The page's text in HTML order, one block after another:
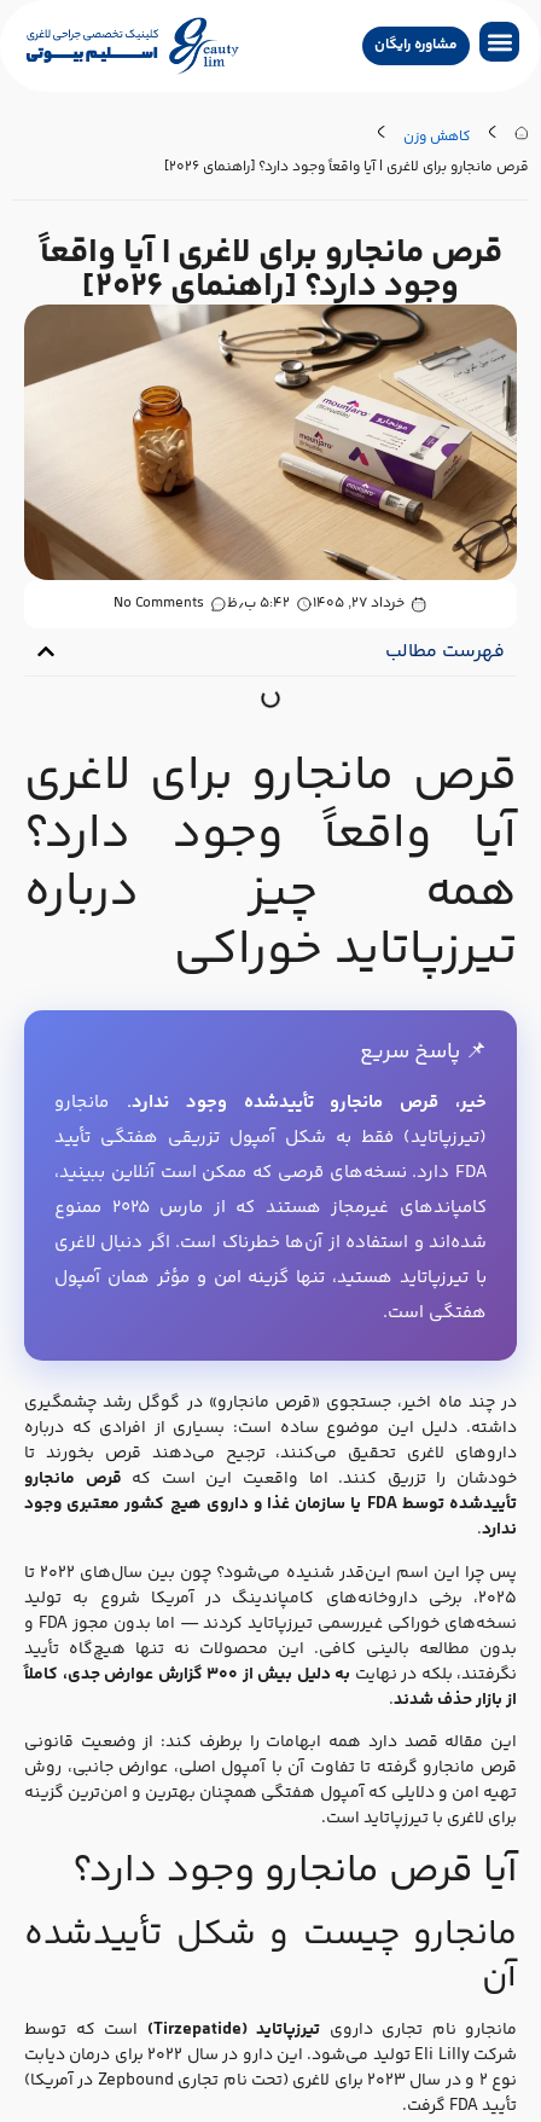
مشاوره رایگان
کاهش وزن
مانجارو برای لاغری | آیا واقعاً وجود دارد؟ [راهنمای ۲۰۲۶]
قرص مانجارو برای لاغری | آیا واقعاً
وجود دارد؟ [راهنمای ۲۰۲۶]
خرداد ۲۷, ۱۴۰۵ ۵:۴۲ ب٫ظ No Comments
فهرست مطالب
قرص مانجارو برای لاغری
آیا واقعاً وجود دارد؟
همه چیز درباره
تیرزپاتاید خوراکی
📌 پاسخ سریع
خیر، قرص مانجارو تأییدشده وجود ندارد.مانجارو
(تیرزپاتاید) فقط به شکل آمپول تزریقی هفتگی تأیید
FDA دارد. نسخه‌های قرصی که ممکن است آنلاین ببینید،
کامپاندهای غیرمجاز هستند که از مارس ۲۰۲۵ ممنوع
شده‌اند و استفاده از آن‌ها خطرناک است. اگر دنبال لاغری
با تیرزپاتاید هستید، تنها گزینه امن و مؤثر همان آمپول
هفتگی است.
در چند ماه اخیر، جستجوی «قرص مانجارو» در گوگل رشد چشمگیری
داشته. دلیل این موضوع ساده است: بسیاری از افرادی که درباره
داروهای لاغری تحقیق می‌کنند، ترجیح می‌دهند قرص بخورند تا
خودشان را تزریق کنند. اما واقعیت این است کهقرص مانجارو
تأییدشده توسط FDA یا سازمان غذا و داروی هیچ کشور معتبری وجود
ندارد.
پس چرا این اسم این‌قدر شنیده می‌شود؟ چون بین سال‌های ۲۰۲۲ تا
۲۰۲۵، برخی داروخانه‌های کامپاندینگ در آمریکا شروع به تولید
نسخه‌های خوراکی غیررسمی تیرزپاتاید کردند — اما بدون مجوز FDA و
بدون مطالعه بالینی کافی. این محصولات نه تنها هیچ‌گاه تأیید
نگرفتند، بلکه در نهایت
به دلیل بیش از ۳۰۰ گزارش عوارض جدی، کاملاً
از بازار حذف شدند.
این مقاله قصد دارد همه ابهامات را برطرف کند: از وضعیت قانونی
قرص مانجارو گرفته تا تفاوت آن با آمپول اصلی، عوارض جانبی، روش
تهیه امن و دلایلی که آمپول هفتگی همچنان بهترین و امن‌ترین گزینه
برای لاغری با تیرزپاتاید است.
آیا قرص مانجارو وجود دارد؟
مانجارو چیست و شکل تأییدشده
آن
مانجارو نام تجاری دارویتیرزپاتاید (Tirzepatide)
است که توسط
شرکت Eli Lilly تولید می‌شود. این دارو در سال ۲۰۲۲ برای درمان دیابت
نوع ۲ و در سال ۲۰۲۳ برای لاغری (تحت نام تجاری Zepbound در آمریکا)
تأیید FDA گرفت.